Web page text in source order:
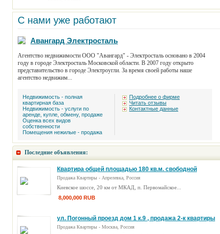
С нами уже работают
Авангард Электросталь
Агентство недвижимости ООО "Авангард" - Электросталь основано в 2004
году в городе Электросталь Московской области. В 2007 году открыто
представительство в городе Электроугли. За время своей работы наше
агентство недвижим...
Недвижимость - полная
квартирная база
Недвижимость - услуги по
аренде, купле, обмену, продаже
Оценка всех видов
собственности
Помещения нежилые - продажа
Подробнее о фирме
Читать отзывы
Контактные данные
Последние объявления:
Квартира общей площадью 180 кв.м. свободной
планировки
Продажа Квартиры - Апрелевка, Россия
Киевское шоссе, 20 км от МКАД, п. Первомайское...
8,000,000 RUB
ул. Погонный проезд дом 1 к.9 , продажа 2-к квартиры
Продажа Квартиры - Москва, Россия